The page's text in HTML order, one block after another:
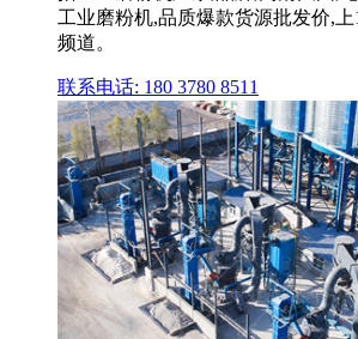
工业磨粉机,品质爆款货源批发价,
频道。
联系电话: 180 3780 8511